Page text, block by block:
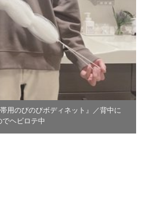
用のびのびボディネット』／背中に
でヘビロテ中